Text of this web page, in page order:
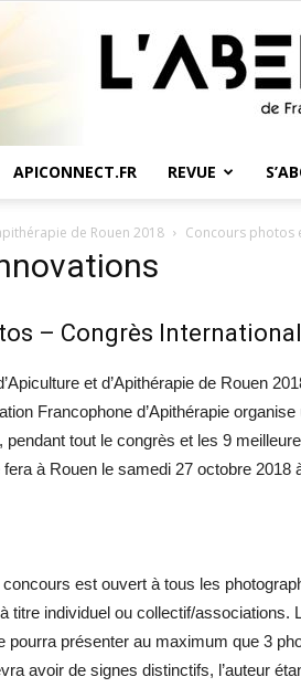
APICONNECT.FR REVUE
de Rouen 2018 Concours photos
– Congrès
et d’Apithérapie de Rouen
Francophone d’Apithérapie
pendant tout le congrès et les 9
à Rouen le samedi 27 octobre 2018
est ouvert à tous les
titre individuel ou collectif/
pourra présenter au maximum que 3
avoir de signes distinctifs, l’auteur